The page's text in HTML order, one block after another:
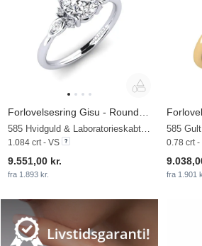
585 Hvidguld & Laboratorieskabt diamant
1.084 crt - VS
9.551,00 kr.
fra 1.893 kr.
0.78 crt -
fra 1.901